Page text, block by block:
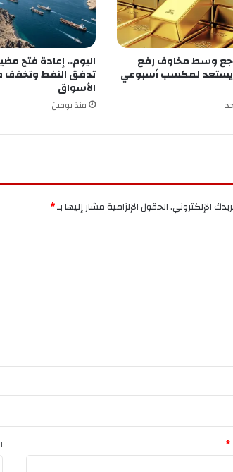
وسط مخاوف رفع
ويستعد لمكسب أسبوعي
اليوم.. إعادة فتح
تدفق النفط وتخفف
الأسواق
منذ يومين
الإلكتروني.الحقول الإلزامية مشار إليها بـ*
*